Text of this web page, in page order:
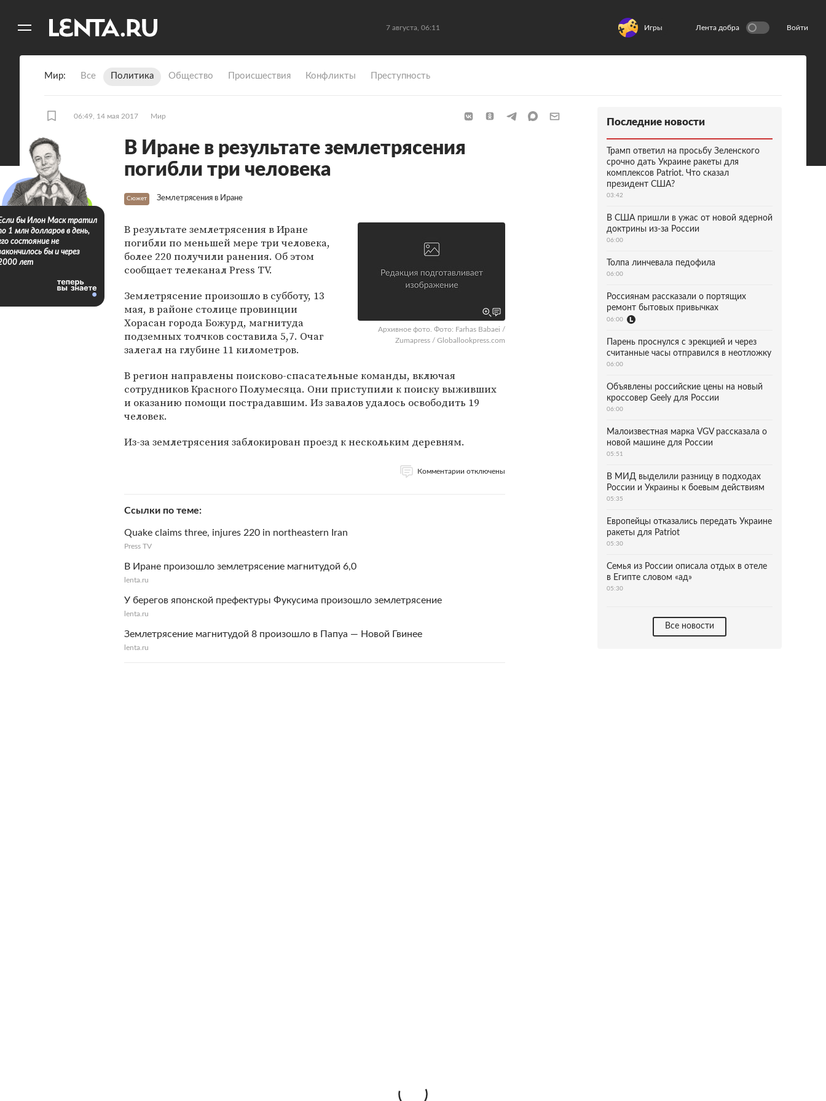
7 августа, 06:11 Игры Лента добра Войти
Мир Все Политика Общество Происшествия Конфликты Преступность
06:49, 14 мая 2017 Мир
В Иране в результате землетрясения
погибли три человека
Сюжет Землетрясения в Иране
Архивное фото. Фото: Farhas Babaei /
Zumapress / Globallookpress.com
В результате землетрясения в Иране
погибли по меньшей мере три человека,
более 220 получили ранения. Об этом
сообщает телеканал Press TV.
Землетрясение произошло в субботу, 13
мая, в районе столице провинции
Хорасан города Божурд, магнитуда
подземных толчков составила 5,7. Очаг
залегал на глубине 11 километров.
В регион направлены поисково-спасательные команды, включая
сотрудников Красного Полумесяца. Они приступили к поиску выживших
и оказанию помощи пострадавшим. Из завалов удалось освободить 19
человек.
Из-за землетрясения заблокирован проезд к нескольким деревням.
Комментарии отключены
Ссылки по теме
Quake claims three, injures 220 in northeastern Iran
Press TV
В Иране произошло землетрясение магнитудой 6,0
lenta.ru
У берегов японской префектуры Фукусима произошло землетрясение
lenta.ru
Землетрясение магнитудой 8 произошло в Папуа — Новой Гвинее
lenta.ru
бы Илон Маск тратил
1 млн долларов в день,
состояние не
бы и через
лет
Последние новости
Трамп ответил на просьбу Зеленского
срочно дать Украине ракеты для
комплексов Patriot. Что сказал
президент США?
03:42
В США пришли в ужас от новой ядерной
доктрины из-за России
06:00
Толпа линчевала педофила
06:00
Россиянам рассказали о портящих
ремонт бытовых привычках
06:00
Парень проснулся с эрекцией и через
считанные часы отправился в неотложку
06:00
Объявлены российские цены на новый
кроссовер Geely для России
06:00
Малоизвестная марка VGV рассказала о
новой машине для России
05:51
В МИД выделили разницу в подходах
России и Украины к боевым действиям
05:35
Европейцы отказались передать Украине
ракеты для Patriot
05:30
Семья из России описала отдых в отеле
в Египте словом «ад»
05:30
Все новости